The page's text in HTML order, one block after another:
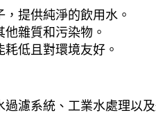
提供純淨的飲用水。
雜質和污染物。
低且對環境友好。
濾系統、工業水處理以